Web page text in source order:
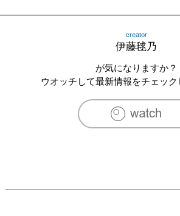
creator
伊藤毬乃
が気になりますか？
ウオッチして最新情報をチェック